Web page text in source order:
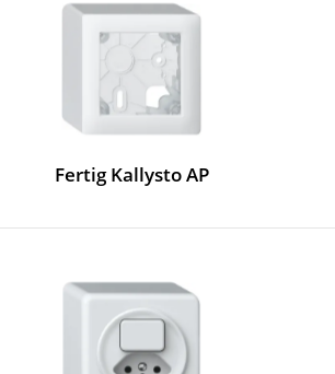
Fertig Kallysto AP